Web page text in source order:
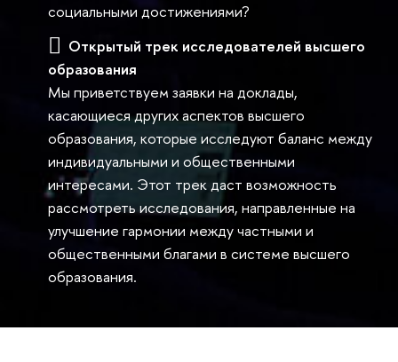
социальными достижениями?
Открытый трек исследователей высшего
образования
Мы приветствуем заявки на доклады,
касающиеся других аспектов высшего
образования, которые исследуют баланс между
индивидуальными и общественными
интересами. Этот трек даст возможность
рассмотреть исследования, направленные на
улучшение гармонии между частными и
общественными благами в системе высшего
образования.